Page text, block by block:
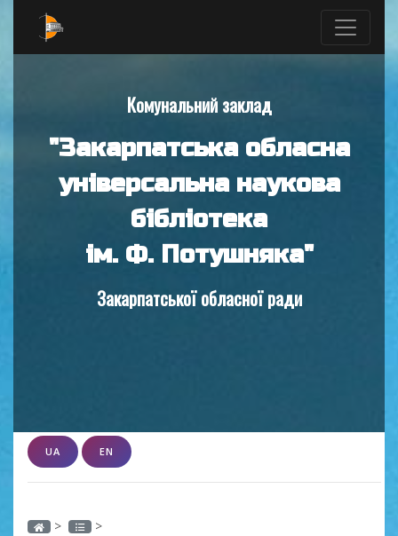
Комунальний заклад
"Закарпатська обласна
універсальна наукова
бібліотека
ім. Ф. Потушняка"
Закарпатської обласної ради
UA EN
> >